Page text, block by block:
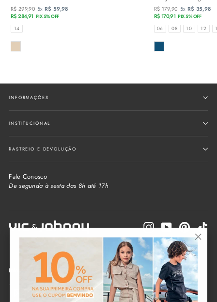
R$ 299,90 5x R$ 59,98
R$ 284,91 PIX 5% OFF
TAMANHOS
14
COR
R$ 179,90 5x R$ 35,98
R$ 170,91 PIX 5% OFF
TAMANHOS
06 08 10 12
COR
INFORMAÇÕES
INSTITUCIONAL
RASTREIO E DEVOLUÇÃO
Fale Conosco
De segunda à sexta das 8h até 17h
InstagramYouTubePinterest
Informe seu e-mail e receba as novidades da loja
Enviar